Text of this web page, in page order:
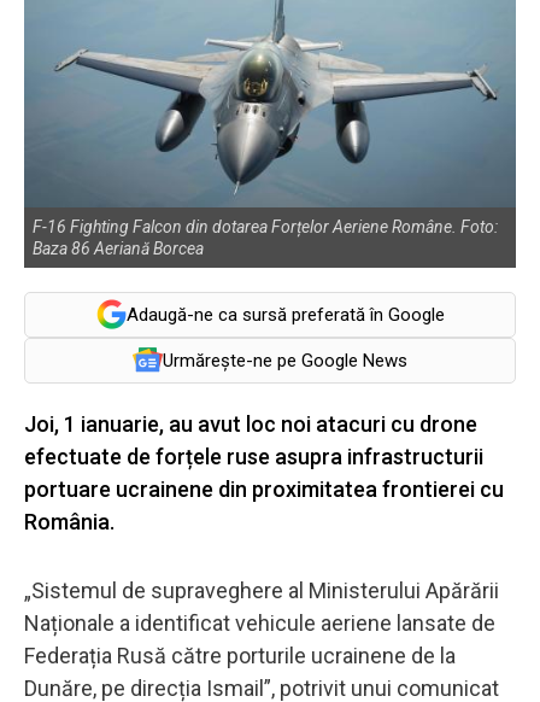
F-16 Fighting Falcon din dotarea Forțelor Aeriene Române. Foto:
Baza 86 Aeriană Borcea
Adaugă-ne ca sursă preferată în Google
Urmărește-ne pe Google News
Joi, 1 ianuarie, au avut loc noi atacuri cu drone
efectuate de forțele ruse asupra infrastructurii
portuare ucrainene din proximitatea frontierei cu
România.
„Sistemul de supraveghere al Ministerului Apărării
Naționale a identificat vehicule aeriene lansate de
Federația Rusă către porturile ucrainene de la
Dunăre, pe direcția Ismail”, potrivit unui comunicat